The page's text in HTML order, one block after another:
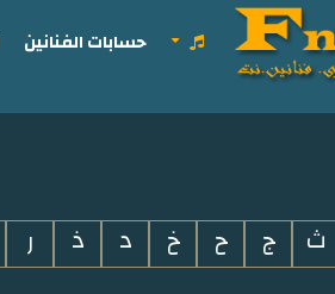
حسابات الفنانين
ث ج ح خ د ذ ر